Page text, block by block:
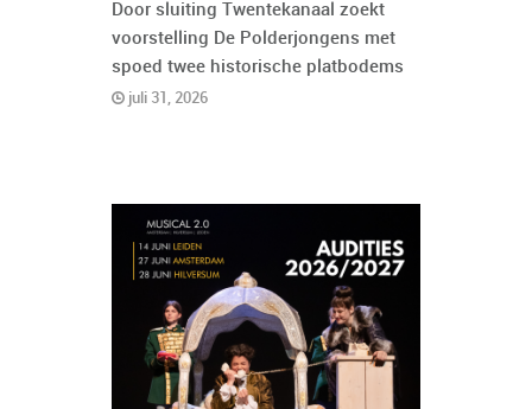
Door sluiting Twentekanaal zoekt
voorstelling De Polderjongens met
spoed twee historische platbodems
juli 31, 2026